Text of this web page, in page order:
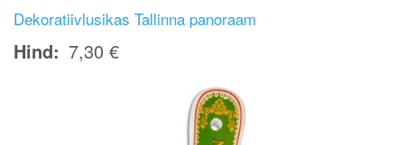
Dekoratiivlusikas Tallinna panoraam
Hind 7,30 €